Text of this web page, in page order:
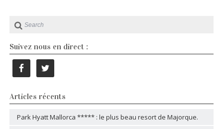
Suivez nous en direct :
Articles récents
Park Hyatt Mallorca ***** : le plus beau resort de Majorque.